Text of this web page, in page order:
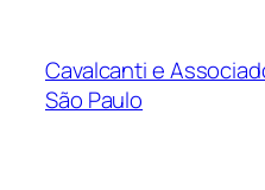
Cavalcanti e
São Paulo